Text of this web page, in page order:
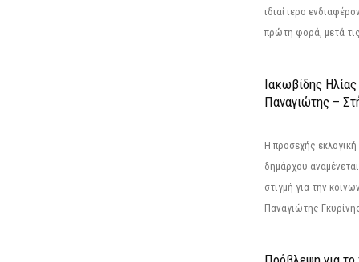
ιδιαίτερο
πρώτη φορά, μετά τις
Ιακωβίδης
Παναγιώτης –
Η προσεχής
δημάρχου
στιγμή για την
Παναγιώτης